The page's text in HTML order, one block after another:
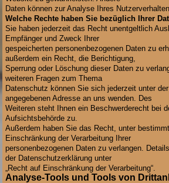
Daten können zur Analyse Ihres
Welche Rechte haben Sie bezüglich Ihrer
Sie haben jederzeit das Recht unentgeltlich
Empfänger und Zweck Ihrer
gespeicherten personenbezogenen Daten zu
außerdem ein Recht, die Berichtigung,
Sperrung oder Löschung dieser Daten zu
weiteren Fragen zum Thema
Datenschutz können Sie sich jederzeit unter
angegebenen Adresse an uns wenden. Des
Weiteren steht Ihnen ein Beschwerderecht bei
Aufsichtsbehörde zu.
Außerdem haben Sie das Recht, unter
Einschränkung der Verarbeitung Ihrer
personenbezogenen Daten zu verlangen.
der Datenschutzerklärung unter
„Recht auf Einschränkung der Verarbeitung“.
Analyse-Tools und Tools von